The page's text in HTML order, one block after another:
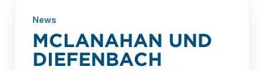
News
MCLANAHAN UND
DIEFENBACH